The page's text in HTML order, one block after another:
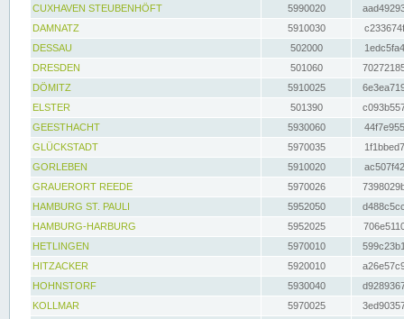
CUXHAVEN STEUBENHÖFT
5990020
DAMNATZ
5910030
DESSAU
502000
DRESDEN
501060
DÖMITZ
5910025
ELSTER
501390
GEESTHACHT
5930060
GLÜCKSTADT
5970035
GORLEBEN
5910020
GRAUERORT REEDE
5970026
HAMBURG ST. PAULI
5952050
HAMBURG-HARBURG
5952025
HETLINGEN
5970010
HITZACKER
5920010
HOHNSTORF
5930040
KOLLMAR
5970025